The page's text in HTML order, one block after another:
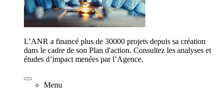
L’ANR a financé plus de 30000 projets depuis sa création
dans le cadre de son Plan d'action. Consultez les analyses et
études d’impact menées par l’Agence.
Menu